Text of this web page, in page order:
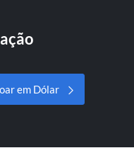
em Dólar